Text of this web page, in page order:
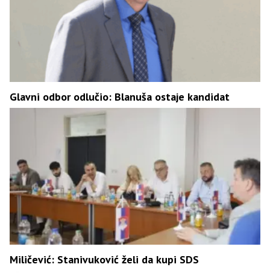
Glavni odbor odlučio: Blanuša ostaje kandidat
Miličević: Stanivuković želi da kupi SDS